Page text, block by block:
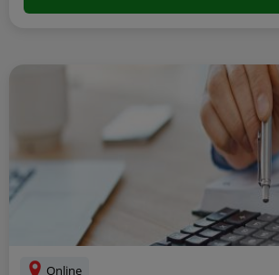
Online